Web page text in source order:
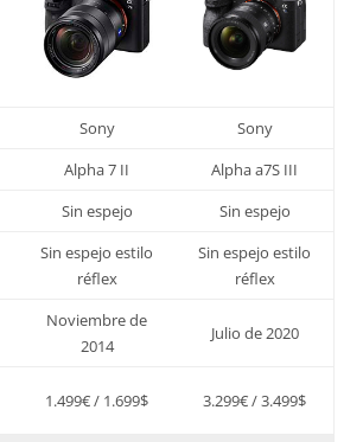
Sony
Sony
Alpha 7 II
Alpha a7S III
Sin espejo Sin espejo
Sin espejo estilo
réflex
Sin espejo estilo
réflex
Noviembre de
2014
Julio de 2020
1.499€ / 1.699$ 3.299€ / 3.499$